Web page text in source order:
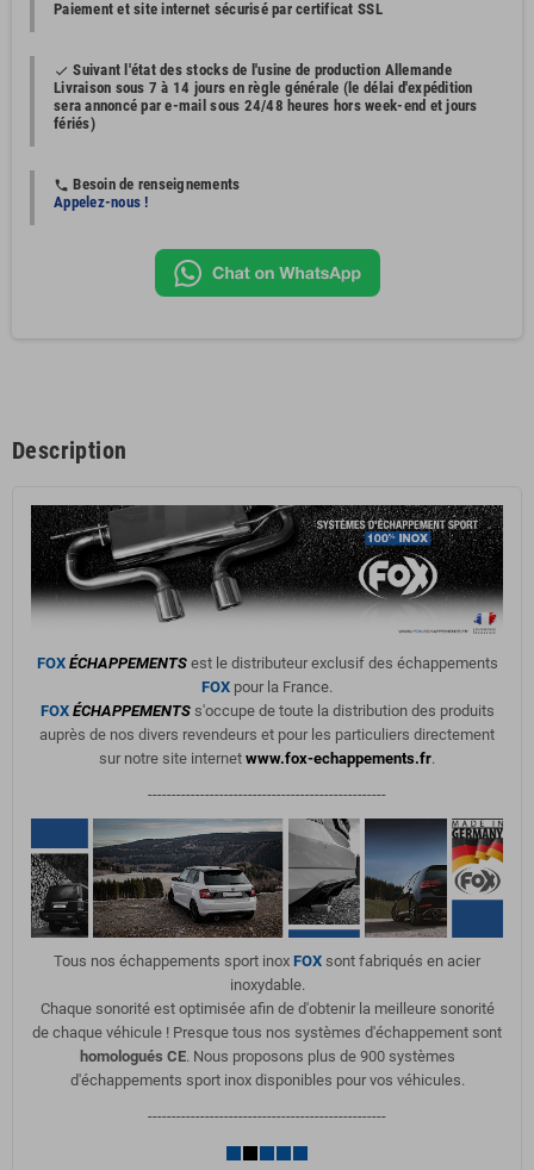
Paiement et site internet sécurisé par certificat SSL
done Suivant l'état des stocks de l'usine de production Allemande
Livraison sous 7 à 14 jours en règle générale (le délai d'expédition
sera annoncé par e-mail sous 24/48 heures hors week-end et jours
fériés)
phone Besoin de renseignements
Appelez-nous !
Description
FOX ÉCHAPPEMENTSest le distributeur exclusif des échappements
FOX pour la France.
FOX ÉCHAPPEMENTSs'occupe de toute la distribution des produits
auprès de nos divers revendeurs et pour les particuliers directement
sur notre site internet www.fox-echappements.fr.
--------------------------------------------------
Tous nos échappements sport inox FOX sont fabriqués en acier
inoxydable.
Chaque sonorité est optimisée afin de d'obtenir la meilleure sonorité
de chaque véhicule ! Presque tous nos systèmes d'échappement sont
homologués CE. Nous proposons plus de 900 systèmes
d'échappements sport inox disponibles pour vos véhicules.
--------------------------------------------------